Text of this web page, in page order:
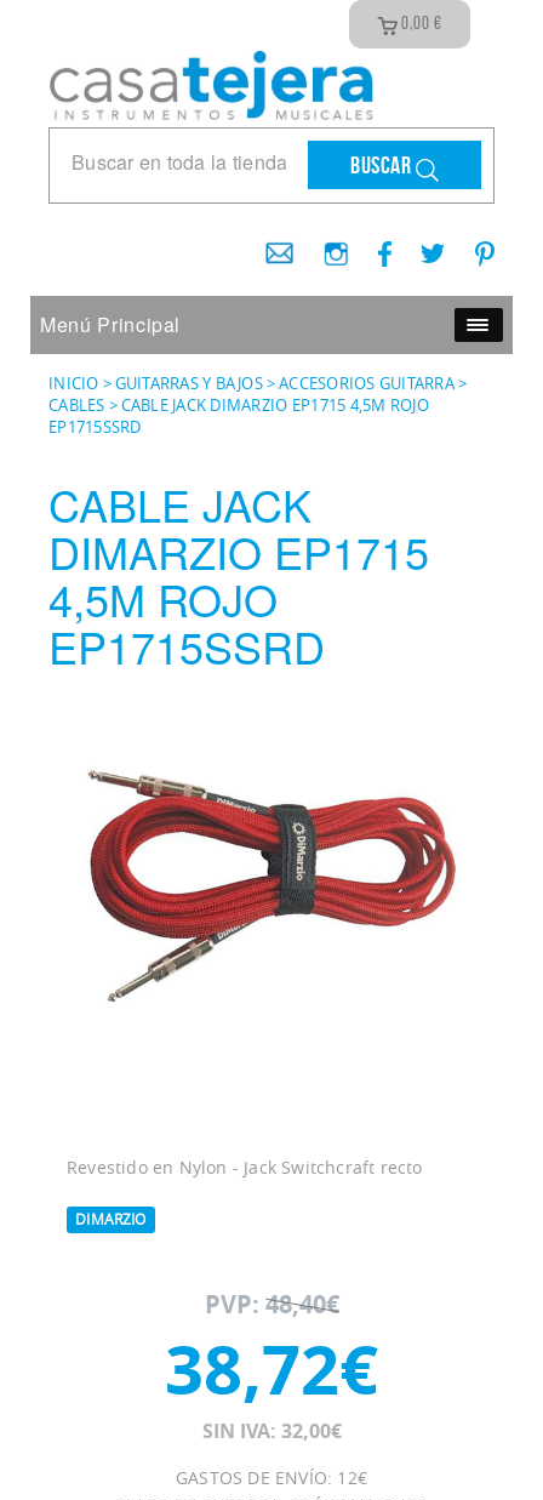
0,00 €
Buscar
Menú Principal
INICIO >GUITARRAS Y BAJOS>ACCESORIOS GUITARRA>
CABLES >CABLE JACK DIMARZIO EP1715 4,5M ROJO
EP1715SSRD
CABLE JACK
DIMARZIO EP1715
4,5M ROJO
EP1715SSRD
Revestido en Nylon - Jack Switchcraft recto
DIMARZIO
PVP: 48,40€
38,72€
SIN IVA: 32,00€
GASTOS DE ENVÍO: 12€